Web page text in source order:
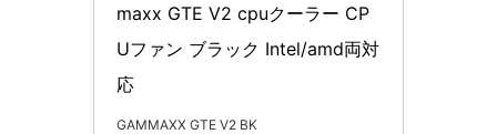
maxx GTE V2 cpuクーラー CP
Uファン ブラック Intel/amd両対
応
GAMMAXX GTE V2 BK